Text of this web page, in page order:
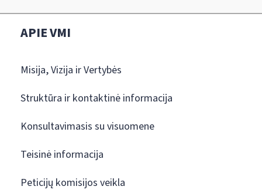
APIE VMI
Misija, Vizija ir Vertybės
Struktūra ir kontaktinė informacija
Konsultavimasis su visuomene
Teisinė informacija
Peticijų komisijos veikla